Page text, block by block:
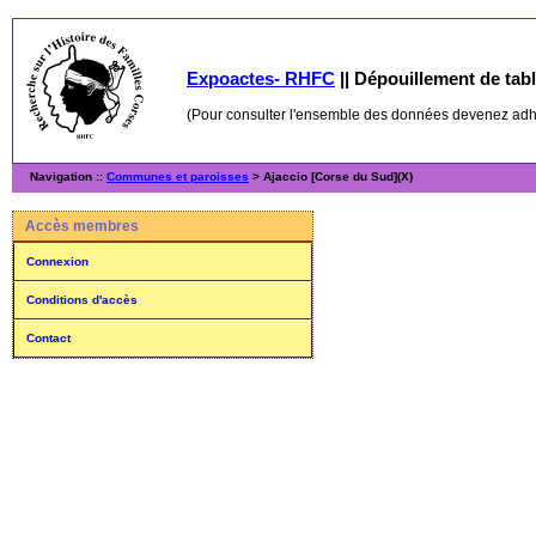
Expoactes- RHFC || Dépouillement de
(Pour consulter l'ensemble des données devenez
Navigation :: Communes et paroisses > Ajaccio [Corse du Sud](X)
Accès membres
Connexion
Conditions d'accès
Contact